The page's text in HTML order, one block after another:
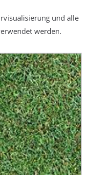
und alle
werden.